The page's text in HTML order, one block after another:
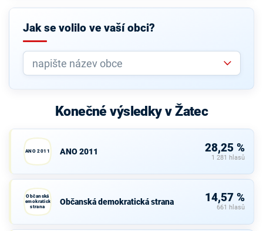
Jak se volilo ve vaší obci?
Konečné výsledky v Žatec
ANO 2011 ANO 2011 28,25 %
1 281 hlasů
Občanská
demokratická
strana
Občanská demokratická strana 14,57 %
661 hlasů